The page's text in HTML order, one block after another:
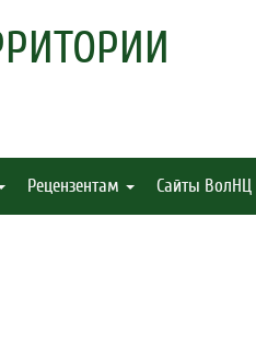
Рецензентам Сайты ВолНЦ